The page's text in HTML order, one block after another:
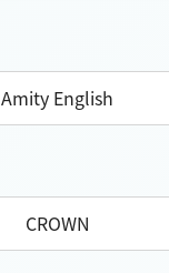
Amity English
CROWN